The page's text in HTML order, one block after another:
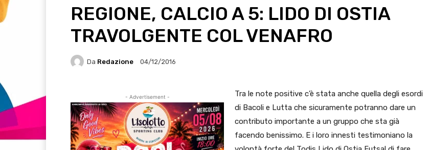
REGIONE, CALCIO A 5: LIDO DI OSTIA
TRAVOLGENTE COL VENAFRO
Da Redazione 04/12/2016
- Advertisement -
Tra le note positive c’è stata anche quella degli esordi
di Bacoli e Lutta che sicuramente potranno dare un
contributo importante a un gruppo che sta già
facendo benissimo. E i loro innesti testimoniano la